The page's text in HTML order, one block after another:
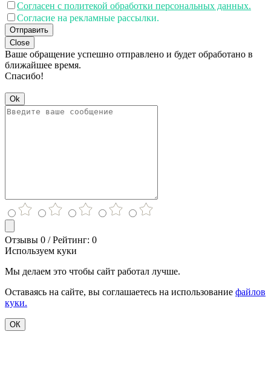
Согласен с политекой обработки персональных данных.
Согласие на рекламные рассылки.
Отправить
Close
Ваше обращение успешно отправлено и будет обработано в
ближайшее время.
Спасибо!
Ok
Отзывы 0 / Рейтинг: 0
Используем куки
Мы делаем это чтобы сайт работал лучше.
Оставаясь на сайте, вы соглашаетесь на использование файлов
куки.
ОК